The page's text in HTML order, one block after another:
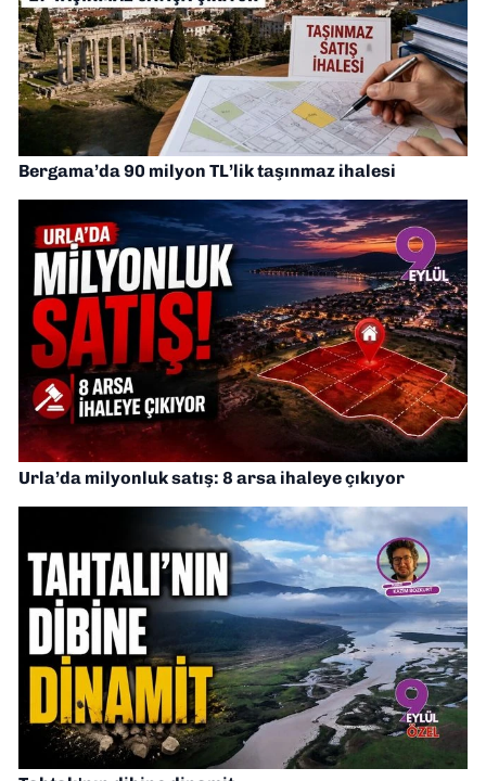
Bergama’da 90 milyon TL’lik taşınmaz ihalesi
Urla’da milyonluk satış: 8 arsa ihaleye çıkıyor